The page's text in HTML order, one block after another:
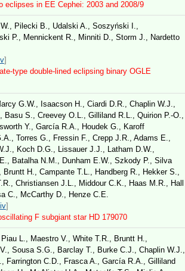
eclipses in EE Cephei: 2003 and 2008/9
Pilecki B., Udalski A., Soszyński I.,
P., Mennickent R., Minniti D., Storm J., Nardetto
]
type double-lined eclipsing binary OGLE
G.W., Isaacson H., Ciardi D.R., Chaplin W.J.,
S., Creevey O.L., Gilliland R.L., Quirion P.-O.,
Y., García R.A., Houdek G., Karoff
Torres G., Fressin F., Crepp J.R., Adams E.,
Koch D.G., Lissauer J.J., Latham D.W.,
Batalha N.M., Dunham E.W., Szkody P., Silva
H., Campante T.L., Handberg R., Hekker S.,
Christiansen J.L., Middour C.K., Haas M.R., Hall
C., McCarthy D., Henze C.E.
]
F subgiant star HD 179070
L., Maestro V., White T.R., Bruntt H.,
Sousa S.G., Barclay T., Burke C.J., Chaplin W.J.,
Farrington C.D., Frasca A., García R.A., Gilliland